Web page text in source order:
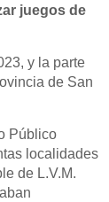
juegos de
y la parte
de San
Público
localidades
de L.V.M.